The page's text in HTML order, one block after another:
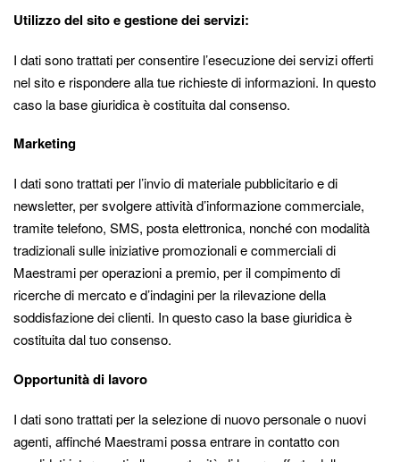
Utilizzo del sito e gestione dei servizi:
I dati sono trattati per consentire l’esecuzione dei servizi offerti
nel sito e rispondere alla tue richieste di informazioni. In questo
caso la base giuridica è costituita dal consenso.
Marketing
I dati sono trattati per l’invio di materiale pubblicitario e di
newsletter, per svolgere attività d’informazione commerciale,
tramite telefono, SMS, posta elettronica, nonché con modalità
tradizionali sulle iniziative promozionali e commerciali di
Maestrami per operazioni a premio, per il compimento di
ricerche di mercato e d’indagini per la rilevazione della
soddisfazione dei clienti. In questo caso la base giuridica è
costituita dal tuo consenso.
Opportunità di lavoro
I dati sono trattati per la selezione di nuovo personale o nuovi
agenti, affinché Maestrami possa entrare in contatto con